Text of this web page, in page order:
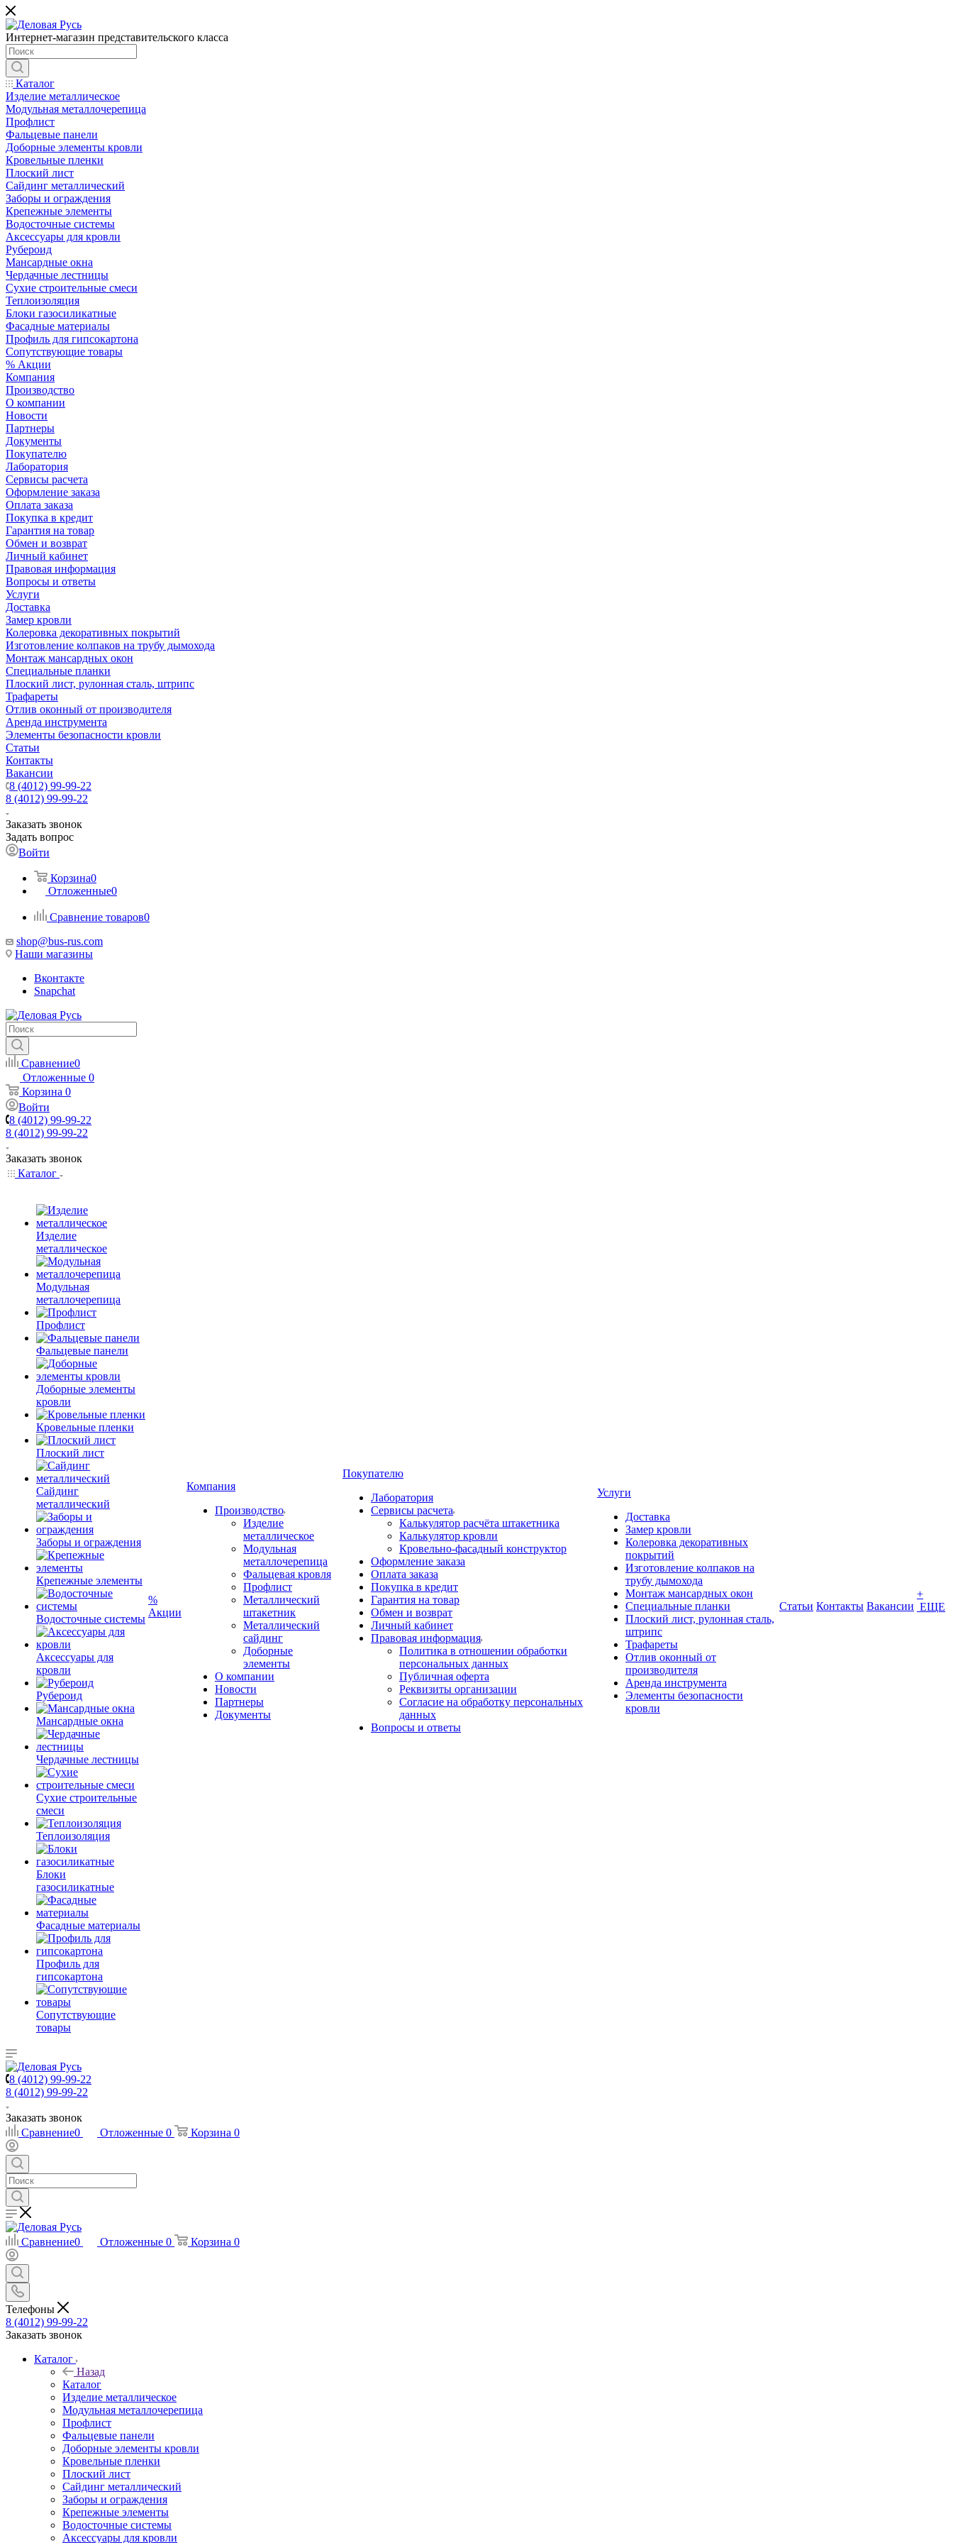
Интернет-магазин представительского класса
Каталог
Изделие металлическое
Модульная металлочерепица
Профлист
Фальцевые панели
Доборные элементы кровли
Кровельные пленки
Плоский лист
Сайдинг металлический
Заборы и ограждения
Крепежные элементы
Водосточные системы
Аксессуары для кровли
Рубероид
Мансардные окна
Чердачные лестницы
Сухие строительные смеси
Теплоизоляция
Блоки газосиликатные
Фасадные материалы
Профиль для гипсокартона
Сопутствующие товары
% Акции
Компания
Производство
О компании
Новости
Партнеры
Документы
Покупателю
Лаборатория
Сервисы расчета
Оформление заказа
Оплата заказа
Покупка в кредит
Гарантия на товар
Обмен и возврат
Личный кабинет
Правовая информация
Вопросы и ответы
Услуги
Доставка
Замер кровли
Колеровка декоративных покрытий
Изготовление колпаков на трубу дымохода
Монтаж мансардных окон
Специальные планки
Плоский лист, рулонная сталь, штрипс
Трафареты
Отлив оконный от производителя
Аренда инструмента
Элементы безопасности кровли
Статьи
Контакты
Вакансии
8 (4012) 99-99-22
8 (4012) 99-99-22
Заказать звонок
Задать вопрос
Войти
Корзина0
Отложенные0
Сравнение товаров0
shop@bus-rus.com
Наши магазины
Вконтакте
Snapchat
Сравнение0
Отложенные 0
Корзина 0
Войти
8 (4012) 99-99-22
8 (4012) 99-99-22
Заказать звонок
Каталог
Изделие
металлическое
Модульная
металлочерепица
Профлист
Фальцевые панели
Доборные элементы
кровли
Кровельные пленки
Плоский лист
Сайдинг
металлический
Заборы и ограждения
Крепежные элементы
Водосточные системы
Аксессуары для
кровли
Рубероид
Мансардные окна
Чердачные лестницы
Сухие строительные
смеси
Теплоизоляция
Блоки
газосиликатные
Фасадные материалы
Профиль для
гипсокартона
Сопутствующие
товары
%
Акции
Компания
Производство
Изделие
металлическое
Модульная
металлочерепица
Фальцевая кровля
Профлист
Металлический
штакетник
Металлический
сайдинг
Доборные
элементы
О компании
Новости
Партнеры
Документы
Покупателю
Лаборатория
Сервисы расчета
Калькулятор расчёта штакетника
Калькулятор кровли
Кровельно-фасадный конструктор
Оформление заказа
Оплата заказа
Покупка в кредит
Гарантия на товар
Обмен и возврат
Личный кабинет
Правовая информация
Политика в отношении обработки
персональных данных
Публичная оферта
Реквизиты организации
Согласие на обработку персональных
данных
Вопросы и ответы
Услуги
Доставка
Замер кровли
Колеровка декоративных
покрытий
Изготовление колпаков на
трубу дымохода
Монтаж мансардных окон
Специальные планки
Плоский лист, рулонная сталь,
штрипс
Трафареты
Отлив оконный от
производителя
Аренда инструмента
Элементы безопасности
кровли
Статьи Контакты Вакансии
+
ЕЩЕ
8 (4012) 99-99-22
8 (4012) 99-99-22
Заказать звонок
Сравнение0 Отложенные 0 Корзина 0
Сравнение0 Отложенные 0 Корзина 0
Телефоны
8 (4012) 99-99-22
Заказать звонок
Каталог
Назад
Каталог
Изделие металлическое
Модульная металлочерепица
Профлист
Фальцевые панели
Доборные элементы кровли
Кровельные пленки
Плоский лист
Сайдинг металлический
Заборы и ограждения
Крепежные элементы
Водосточные системы
Аксессуары для кровли